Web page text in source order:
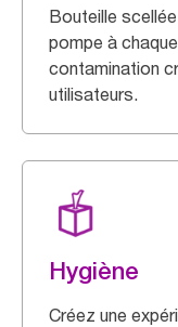
Bouteille
pompe à
contamination
utilisateurs.
Hygiène
Créez une